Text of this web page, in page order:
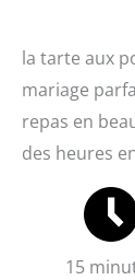
la tarte aux
mariage
repas en
des heures
15